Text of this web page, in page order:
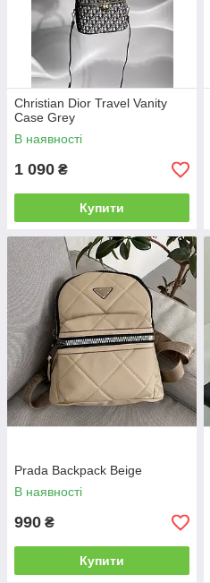
Christian Dior Travel Vanity
Case Grey
В наявності
1 090 ₴
Купити
Prada Backpack Beige
В наявності
990 ₴
Купити